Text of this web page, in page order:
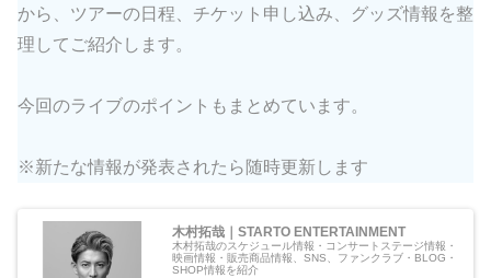
から、ツアーの日程、チケット申し込み、グッズ情報を整
理してご紹介します。
今回のライブのポイントもまとめています。
※新たな情報が発表されたら随時更新します
木村拓哉｜STARTO ENTERTAINMENT
木村拓哉のスケジュール情報・コンサートステージ情報・
映画情報・販売商品情報、SNS、ファンクラブ・BLOG・
SHOP情報を紹介